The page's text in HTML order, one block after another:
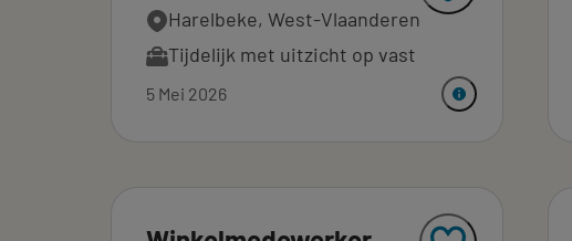
Harelbeke, West-Vlaanderen
Tijdelijk met uitzicht op vast
5 Mei 2026